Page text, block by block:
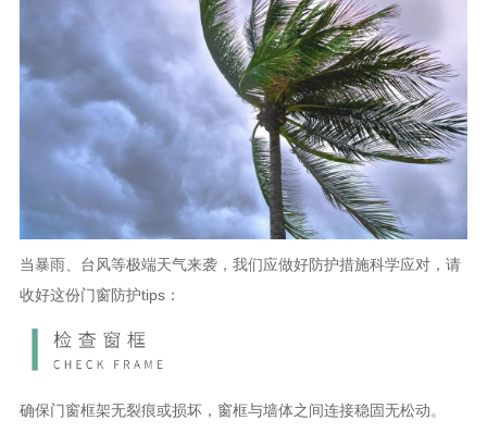
当暴雨、台风等极端天气来袭，我们应做好防护措施科学应对，请
收好这份门窗防护tips：
确保门窗框架无裂痕或损坏，窗框与墙体之间连接稳固无松动。